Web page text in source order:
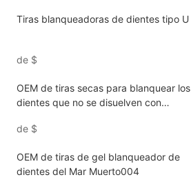
Tiras blanqueadoras de dientes tipo U
de $
OEM de tiras secas para blanquear los
dientes que no se disuelven con
de $
OEM de tiras de gel blanqueador de
dientes del Mar Muerto004